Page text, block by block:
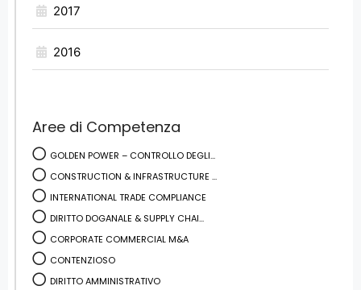
2017
2016
Aree di Competenza
GOLDEN POWER – CONTROLLO DEGLI...
CONSTRUCTION & INFRASTRUCTURE ...
INTERNATIONAL TRADE COMPLIANCE
DIRITTO DOGANALE & SUPPLY CHAI...
CORPORATE COMMERCIAL M&A
CONTENZIOSO
DIRITTO AMMINISTRATIVO